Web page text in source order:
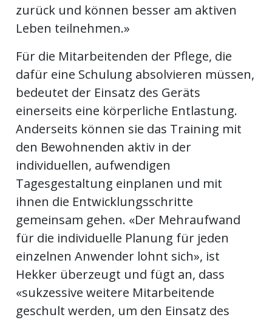
zurück und können besser am aktiven
Leben teilnehmen.»
Für die Mitarbeitenden der Pflege, die
dafür eine Schulung absolvieren müssen,
bedeutet der Einsatz des Geräts
einerseits eine körperliche Entlastung.
Anderseits können sie das Training mit
den Bewohnenden aktiv in der
individuellen, aufwendigen
Tagesgestaltung einplanen und mit
ihnen die Entwicklungsschritte
gemeinsam gehen. «Der Mehraufwand
für die individuelle Planung für jeden
einzelnen Anwender lohnt sich», ist
Hekker überzeugt und fügt an, dass
«sukzessive weitere Mitarbeitende
geschult werden, um den Einsatz des